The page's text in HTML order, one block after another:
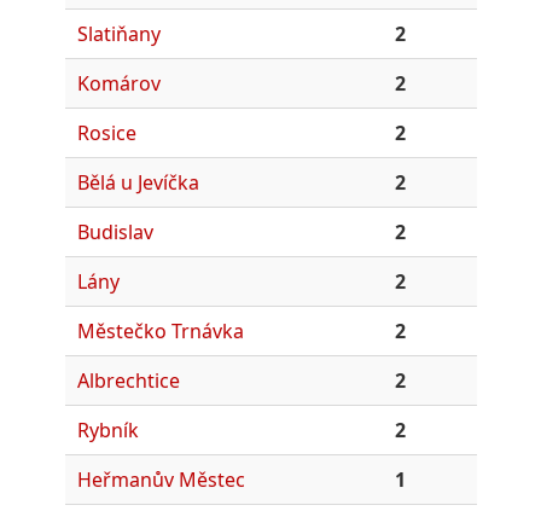
Slatiňany
2
Komárov
2
Rosice
2
Bělá u Jevíčka
2
Budislav
2
Lány
2
Městečko Trnávka
2
Albrechtice
2
Rybník
2
Heřmanův Městec
1